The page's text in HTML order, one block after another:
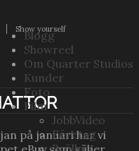
Show yourself
Blogg
Showreel
Om Quarter Studios
Kunder
Foto
Film
JobbVideo
Företag
Bröllop
på januari har vi